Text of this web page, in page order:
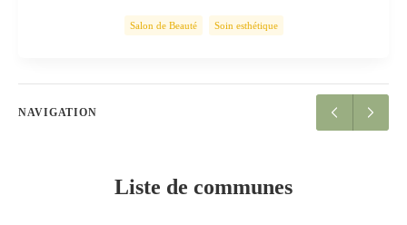
Salon de Beauté Soin esthétique
NAVIGATION
Liste de communes